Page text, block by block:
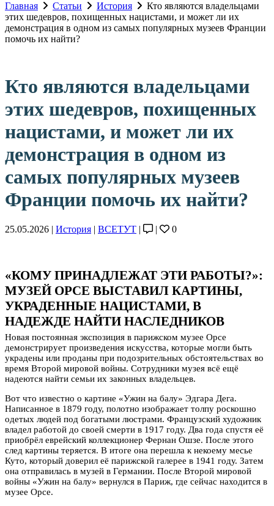
Главная
Статьи История
Кто являются владельцами
этих шедевров, похищенных нацистами, и может ли их
демонстрация в одном из самых популярных музеев Франции
помочь их найти?
Кто являются владельцами
этих шедевров, похищенных
нацистами, и может ли их
демонстрация в одном из
самых популярных музеев
Франции помочь их найти?
25.05.2026 | История | ВСЕТУТ | | 0
«КОМУ ПРИНАДЛЕЖАТ ЭТИ РАБОТЫ?»:
МУЗЕЙ ОРСЕ ВЫСТАВИЛ КАРТИНЫ,
УКРАДЕННЫЕ НАЦИСТАМИ, В
НАДЕЖДЕ НАЙТИ НАСЛЕДНИКОВ
Новая постоянная экспозиция в парижском музее Орсе
демонстрирует произведения искусства, которые могли быть
украдены или проданы при подозрительных обстоятельствах во
время Второй мировой войны. Сотрудники музея всё ещё
надеются найти семьи их законных владельцев.
Вот что известно о картине «Ужин на балу» Эдгара Дега.
Написанное в 1879 году, полотно изображает толпу роскошно
одетых людей под богатыми люстрами. Французский художник
владел работой до своей смерти в 1917 году. Два года спустя её
приобрёл еврейский коллекционер Фернан Ошзе. После этого
след картины теряется. В итоге она перешла к некоему месье
Куто, который доверил её парижской галерее в 1941 году. Затем
она отправилась в музей в Германии. После Второй мировой
войны «Ужин на балу» вернулся в Париж, где сейчас находится в
музее Орсе.